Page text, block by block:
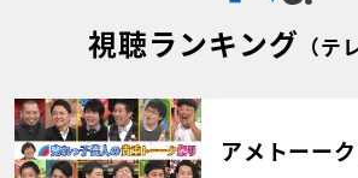
視聴ランキング （テ
アメトーーク